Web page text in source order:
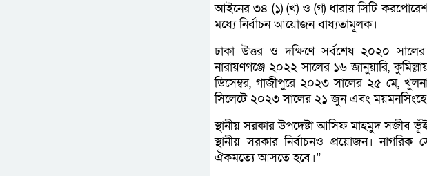
আইনের ৩৪ (১) (খ) ও (গ) ধারায় সিটি
মধ্যে নির্বাচন আয়োজন বাধ্যতামূলক।
ঢাকা উত্তর ও দক্ষিণে সর্বশেষ ২০২০
নারায়ণগঞ্জে ২০২২ সালের ১৬ জানুয়ারি,
ডিসেম্বর, গাজীপুরে ২০২৩ সালের ২৫ মে,
সিলেটে ২০২৩ সালের ২১ জুন এবং
স্থানীয় সরকার উপদেষ্টা আসিফ মাহমুদ সজীব
স্থানীয় সরকার নির্বাচনও প্রয়োজন।
ঐকমত্যে আসতে হবে।”